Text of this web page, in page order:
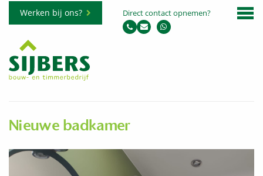
Werken bij ons? Direct contact opnemen?
Nieuwe badkamer